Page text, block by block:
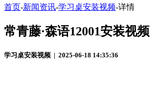
首页-新闻资讯-学习桌安装视频-详情
常青藤·森语12001安装视频
学习桌安装视频 | 2025-06-18 14:35:36